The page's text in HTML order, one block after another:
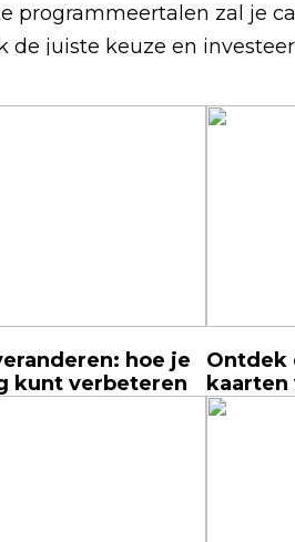
programmeertalen zal je
de juiste keuze en
hoe je
kunt verbeteren
Ontdek